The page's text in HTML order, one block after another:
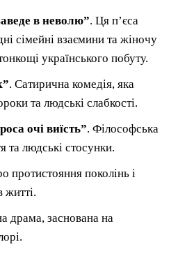
в неволю”. Ця п’єса
сімейні взаємини та жіночу
українського побуту.
. Сатирична комедія, яка
та людські слабкості.
очі виїсть”. Філософська
та людські стосунки.
протистояння поколінь і
драма, заснована на